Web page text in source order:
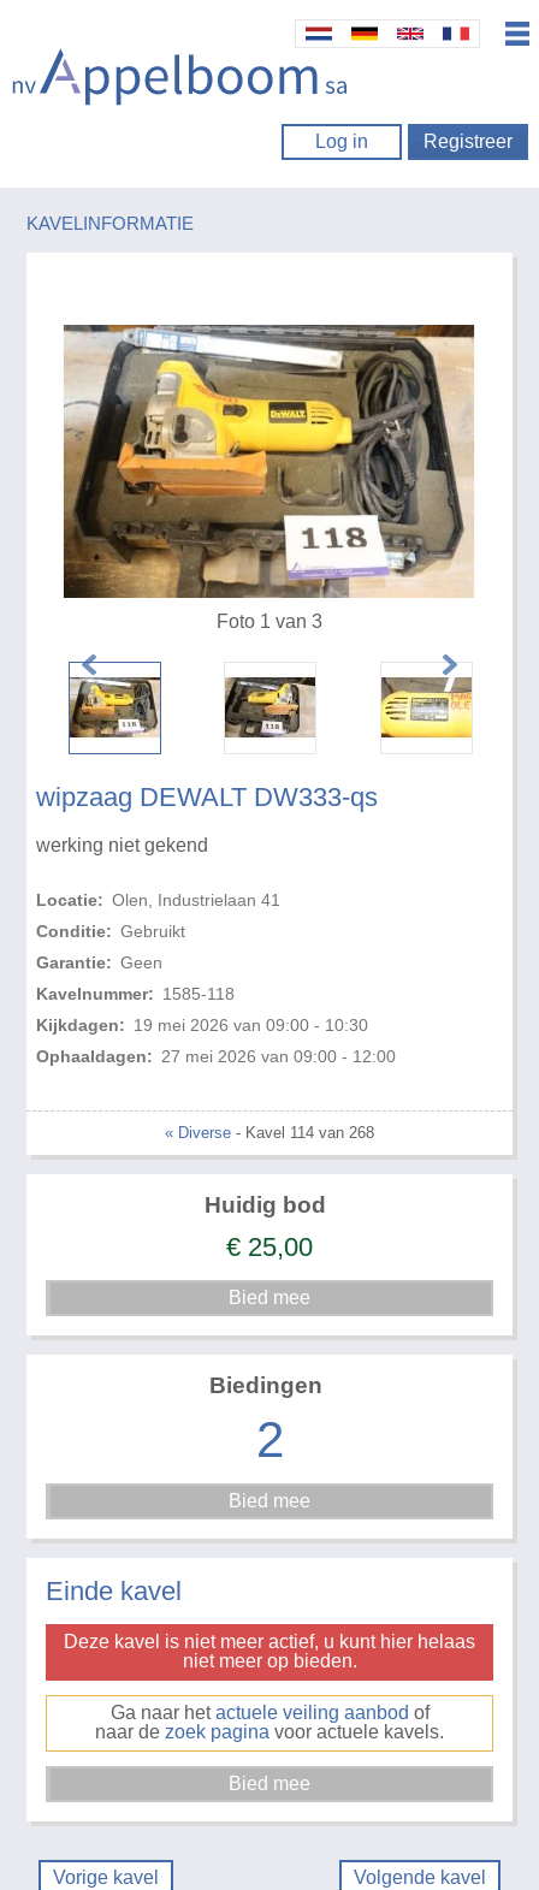
Log in Registreer
KAVELINFORMATIE
wipzaag DEWALT DW333-qs
werking niet gekend
Locatie: Olen, Industrielaan 41
Conditie: Gebruikt
Garantie: Geen
Kavelnummer: 1585-118
Kijkdagen: 19 mei 2026 van 09:00 - 10:30
Ophaaldagen: 27 mei 2026 van 09:00 - 12:00
Foto 1 van 3
« Diverse - Kavel 114 van 268
Huidig bod
€ 25,00
Biedingen
2
Einde kavel
Deze kavel is niet meer actief, u kunt hier helaas
niet meer op bieden.
Ga naar hetactuele veiling aanbod of
naar de zoek pagina voor actuele kavels.
Vorige kavel Volgende kavel